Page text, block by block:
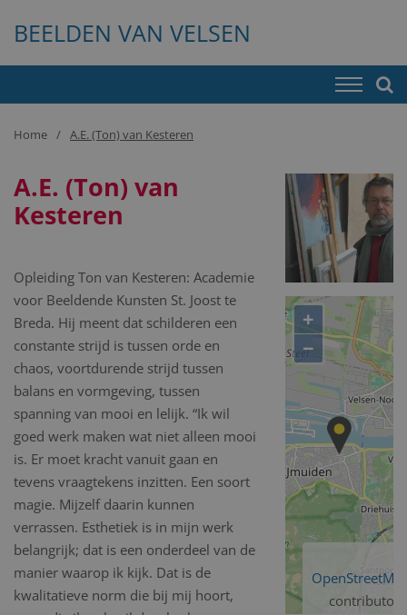
BEELDEN VAN VELSEN
Home A.E. (Ton) van Kesteren
A.E. (Ton) van
Kesteren
Opleiding Ton van Kesteren: Academie
voor Beeldende Kunsten St. Joost te
Breda. Hij meent dat schilderen een
constante strijd is tussen orde en
chaos, voortdurende strijd tussen
balans en vormgeving, tussen
spanning van mooi en lelijk. “Ik wil
goed werk maken wat niet alleen mooi
is. Er moet kracht vanuit gaan en
tevens vraagtekens inzitten. Een soort
magie. Mijzelf daarin kunnen
verrassen. Esthetiek is in mijn werk
belangrijk; dat is een onderdeel van de
manier waarop ik kijk. Dat is de
kwalitatieve norm die bij mij hoort,
+
−